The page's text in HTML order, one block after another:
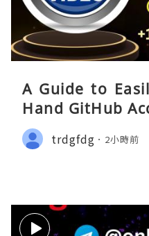
A Guide to
Hand GitHub
trdgfdg 2小時前